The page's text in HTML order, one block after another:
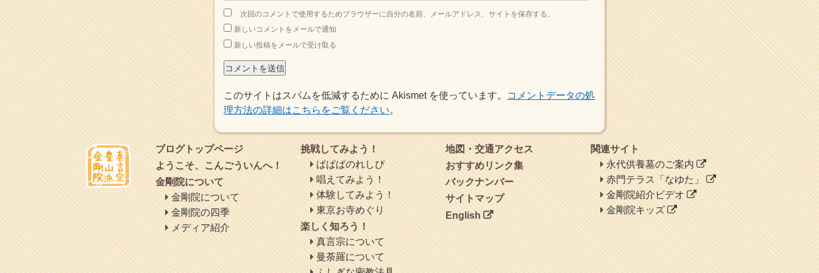
次回のコメントで使用するためブラウザーに自分の名前、メールアドレス、サイトを保存する。
新しいコメントをメールで通知
新しい投稿をメールで受け取る
このサイトはスパムを低減するために Akismet を使っています。
コメントデータの処
理方法の詳細はこちらをご覧ください。
2015年8月(4)
2015年7月(4)
2015年6月(3)
2015年5月(1)
2015年4月(1)
2015年3月(3)
2015年2月(3)
2015年1月(1)
2014年12月(2)
2014年9月(1)
2014年5月(1)
2014年4月(4)
2014年1月(1)
2013年11月(4)
2013年10月(2)
2013年9月(4)
2013年8月(7)
2013年7月(7)
2013年6月(6)
2013年5月(13)
2013年4月(1)
よ。
ヘェ～という感じ
chocolab.Air♪DIALY
ラブラドールのワンちゃん
がかわいいよ
ブログトップページ
ようこそ、こんごういんへ！
金剛院について
金剛院について
金剛院の四季
メディア紹介
挑戦してみよう！
ぱぱぱのれしぴ
唱えてみよう！
体験してみよう！
東京お寺めぐり
楽しく知ろう！
真言宗について
曼荼羅について
地図・交通アクセス
おすすめリンク集
バックナンバー
サイトマップ
English
関連サイト
永代供養墓のご案内
赤門テラス「なゆた」
金剛院紹介ビデオ
金剛院キッズ